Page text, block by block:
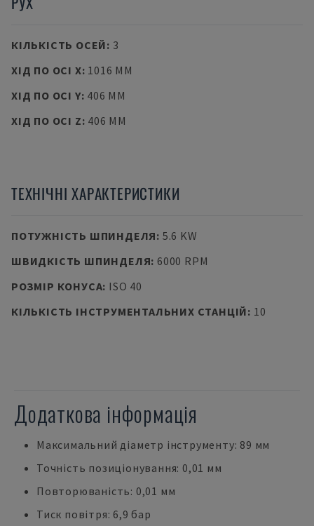
КІЛЬКІСТЬ ОСЕЙ: 3
ХІД ПО ОСІ X: 1016 MM
ХІД ПО ОСІ Y: 406 MM
ХІД ПО ОСІ Z: 406 MM
ТЕХНІЧНІ ХАРАКТЕРИСТИКИ
ПОТУЖНІСТЬ ШПИНДЕЛЯ: 5.6 KW
ШВИДКІСТЬ ШПИНДЕЛЯ: 6000 RPM
РОЗМІР КОНУСА: ISO 40
КІЛЬКІСТЬ ІНСТРУМЕНТАЛЬНИХ СТАНЦІЙ: 10
Додаткова інформація
Максимальний діаметр інструменту: 89 мм
Точність позиціонування: 0,01 мм
Повторюваність: 0,01 мм
Тиск повітря: 6,9 бар